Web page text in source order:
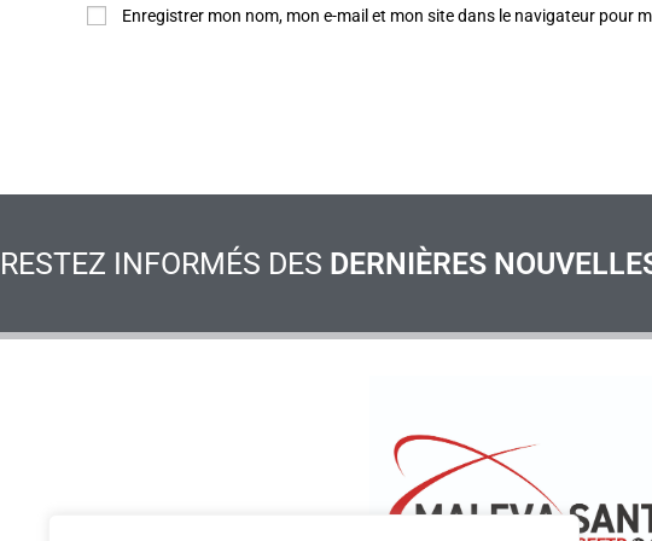
Enregistrer mon nom, mon e-mail et mon site dans le navigateur pour
RESTEZ INFORMÉS DES DERNIÈRES